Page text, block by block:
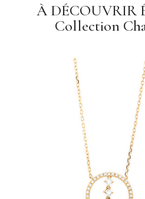
À DÉCOUVRIR
Collection